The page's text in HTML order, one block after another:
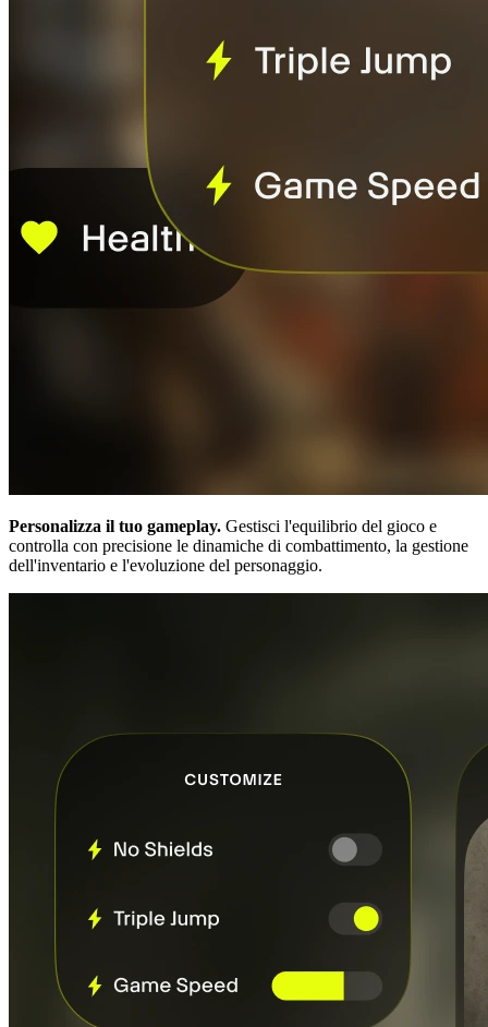
Personalizza il tuo gameplay. Gestisci l'equilibrio del gioco e
controlla con precisione le dinamiche di combattimento, la gestione
dell'inventario e l'evoluzione del personaggio.